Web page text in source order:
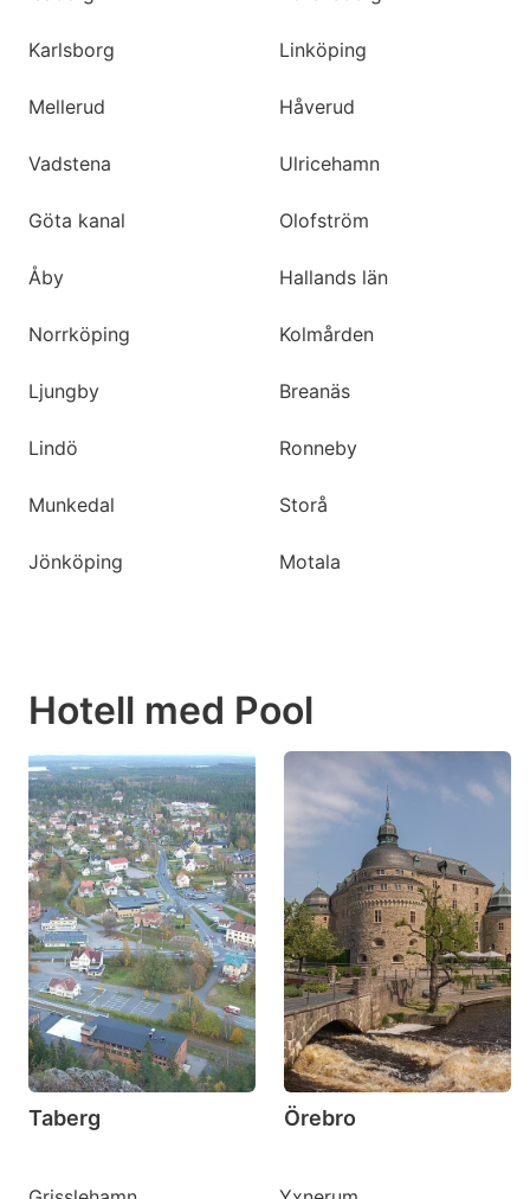
Karlsborg Linköping
Mellerud Håverud
Vadstena Ulricehamn
Göta kanal Olofström
Åby Hallands län
Norrköping Kolmården
Ljungby Breanäs
Lindö Ronneby
Munkedal Storå
Jönköping Motala
Hotell med Pool
Taberg Örebro